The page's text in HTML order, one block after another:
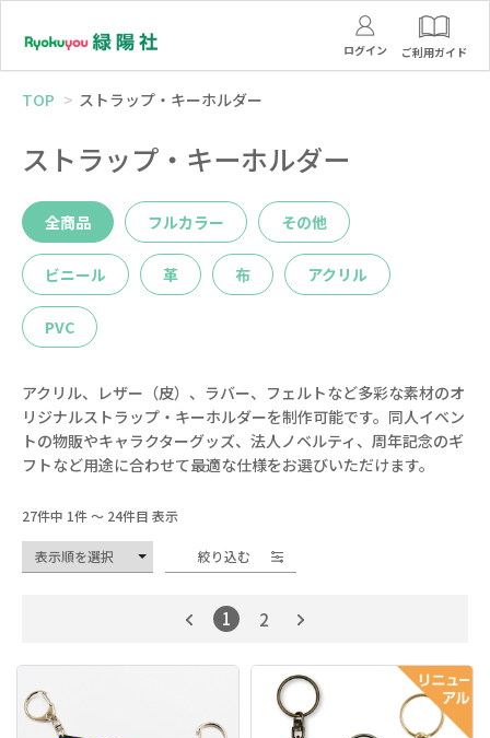
ログイン ご利用ガイド
TOP ストラップ・キーホルダー
ストラップ・キーホルダー
全商品 フルカラー その他
ビニール 革 布 アクリル
PVC
アクリル、レザー（皮）、ラバー、フェルトなど多彩な素材のオ
リジナルストラップ・キーホルダーを制作可能です。同人イベン
トの物販やキャラクターグッズ、法人ノベルティ、周年記念のギ
フトなど用途に合わせて最適な仕様をお選びいただけます。
27件中 1件 ～ 24件目 表示
絞り込む
1 2